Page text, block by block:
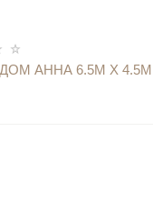
АННА 6.5М Х 4.5М
КУПИТЬ